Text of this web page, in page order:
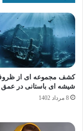
کشف مجموعه ای از
شیشه ای باستانی در عمق
8 مرداد 1402